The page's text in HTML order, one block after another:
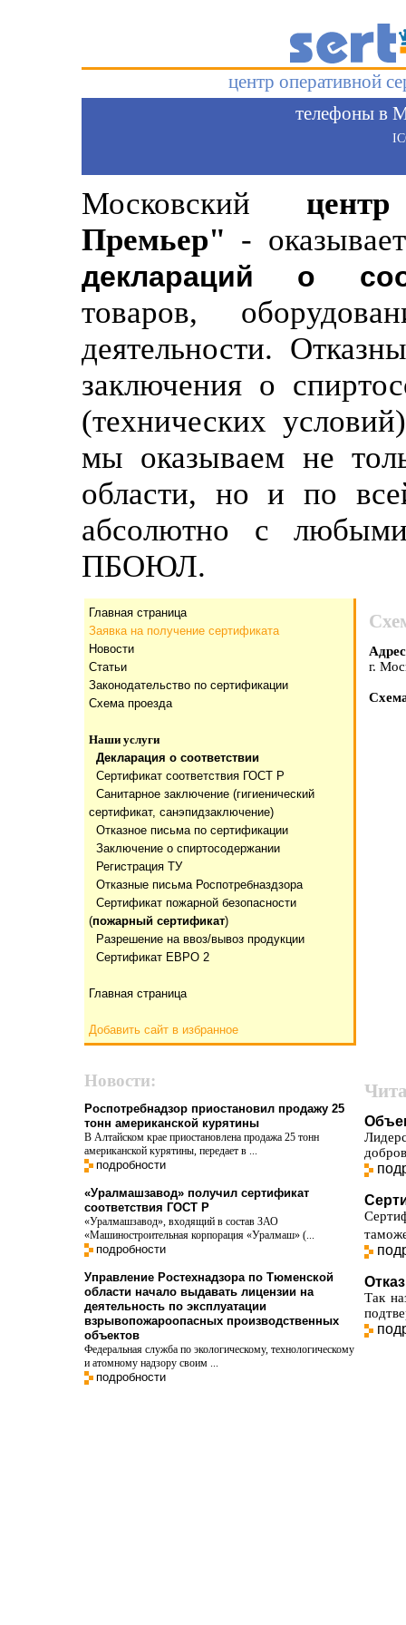
центр оперативной
телефоны в
Московский
Премьер" -
деклараций о
товаров,
деятельности.
заключения о
(технических
мы оказываем не
области, но и по
абсолютно с
ПБОЮЛ.
Главная страница
Заявка на получение сертификата
Новости
Статьи
Законодательство по сертификации
Схема проезда
Наши услуги
Декларация о соответствии
Сертификат соответствия ГОСТ Р
Санитарное заключение (гигиенический
сертификат, санэпидзаключение)
Отказнoе письма по сертификации
Заключение о спиртосодержании
Регистрация ТУ
Отказные письма Роспотребназдзора
Сертификат пожарной безопасности
(пожарный сертификат)
Разрешение на ввоз/вывоз продукции
Сертификат ЕВРО 2
Главная страница
Добавить сайт в избранное
Новости:
Роспотребнадзор приостановил продажу 25
тонн американской курятины
В Алтайском крае приостановлена продажа 25 тонн
американской курятины, передает в ...
подробности
«Уралмашзавод» получил сертификат
соответствия ГОСТ Р
«Уралмашзавод», входящий в состав ЗАО
«Машиностроительная корпорация «Уралмаш» (...
подробности
Управление Ростехнадзора по Тюменской
области начало выдавать лицензии на
деятельность по эксплуатации
взрывопожароопасных производственных
объектов
Федеральная служба по экологическому, технологическому
и атомному надзору своим ...
подробности
г.
Так